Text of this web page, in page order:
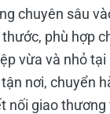
chuyên sâu
phù hợp
vừa và nhỏ tại
nơi, chuyển
nối giao thương